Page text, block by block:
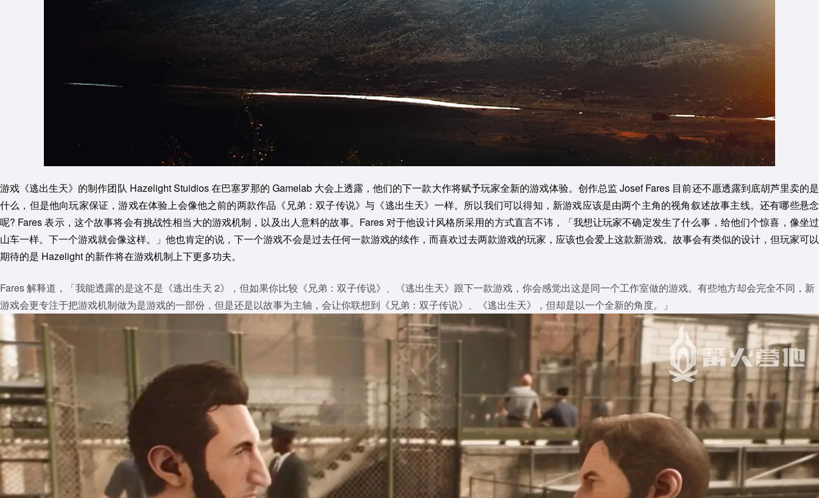
游戏《逃出生天》的制作团队 Hazelight Stuidios 在巴塞罗那的 Gamelab 大会上透露，他们的下一款大作将赋予玩家全新的游戏体验。创作总监 Josef Fares 目前还不愿透露到底胡芦里卖的是
什么，但是他向玩家保证，游戏在体验上会像他之前的两款作品《兄弟：双子传说》与《逃出生天》一样。所以我们可以得知，新游戏应该是由两个主角的视角叙述故事主线。还有哪些悬念
呢? Fares 表示，这个故事将会有挑战性相当大的游戏机制，以及出人意料的故事。Fares 对于他设计风格所采用的方式直言不讳，「我想让玩家不确定发生了什么事，给他们个惊喜，像坐过
山车一样。下一个游戏就会像这样。」他也肯定的说，下一个游戏不会是过去任何一款游戏的续作，而喜欢过去两款游戏的玩家，应该也会爱上这款新游戏。故事会有类似的设计，但玩家可以
期待的是 Hazelight 的新作将在游戏机制上下更多功夫。
Fares 解释道，「我能透露的是这不是《逃出生天 2》，但如果你比较《兄弟：双子传说》、《逃出生天》跟下一款游戏，你会感觉出这是同一个工作室做的游戏。有些地方却会完全不同，新
游戏会更专注于把游戏机制做为是游戏的一部份，但是还是以故事为主轴，会让你联想到《兄弟：双子传说》、《逃出生天》，但却是以一个全新的角度。」